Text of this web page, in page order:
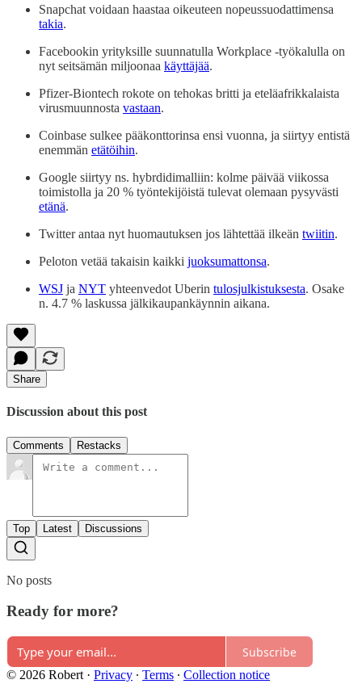
Snapchat voidaan haastaa oikeuteen nopeussuodattimensa
takia.
Facebookin yrityksille suunnatulla Workplace -työkalulla on
nyt seitsämän miljoonaa käyttäjää.
Pfizer-Biontech rokote on tehokas britti ja eteläafrikkalaista
virusmuunnosta vastaan.
Coinbase sulkee pääkonttorinsa ensi vuonna, ja siirtyy entistä
enemmän etätöihin.
Google siirtyy ns. hybrdidimalliin: kolme päivää viikossa
toimistolla ja 20 % työntekijöistä tulevat olemaan pysyvästi
etänä.
Twitter antaa nyt huomautuksen jos lähtettää ilkeän twiitin.
Peloton vetää takaisin kaikki juoksumattonsa.
WSJ ja NYT yhteenvedot Uberin tulosjulkistuksesta. Osake
n. 4.7 % laskussa jälkikaupankäynnin aikana.
Share
Discussion about this post
Comments Restacks
Top Latest Discussions
No posts
Ready for more?
Subscribe
© 2026 Robert · Privacy ∙ Terms ∙ Collection notice